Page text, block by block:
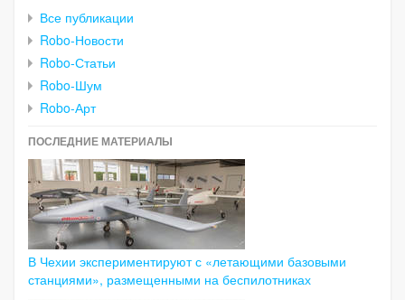
Все публикации
Robo-Новости
Robo-Статьи
Robo-Шум
Robo-Арт
ПОСЛЕДНИЕ МАТЕРИАЛЫ
В Чехии экспериментируют с «летающими базовыми
станциями», размещенными на беспилотниках